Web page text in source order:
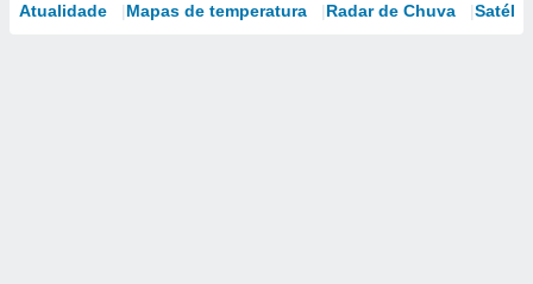
Atualidade Mapas de temperatura Radar de Chuva